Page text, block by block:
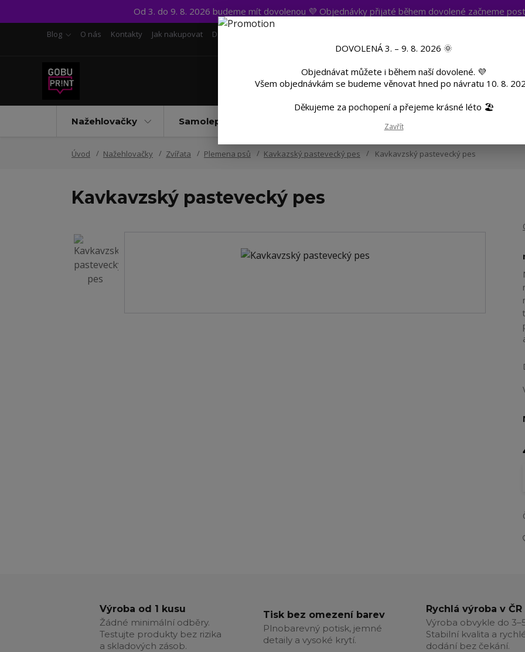
Od 3. do 9. 8. 2026 budeme mít dovolenou 💜 Objednávky přijaté během dovolené začneme
Blog O nás Kontakty Jak nakupovat Doprava a platba
Nažehlovačky Samolepky UV DTF
Úvod Nažehlovačky Zvířata Plemena psů Kavkazský pastevecký pes Kavkavzský pastevecký pes
Kavkavzský pastevecký pes
Výroba od 1 kusu
Žádné minimální odběry.
Testujte produkty bez rizika
a skladových zásob.
Tisk bez omezení barev
Plnobarevný potisk, jemné
detaily a vysoké krytí.
Rychlá výroba v ČR
Výroba obvykle do
Stabilní kvalita a
dodání bez čekání.
DOVOLENÁ 3. – 9. 8. 2026 🌞
Objednávat můžete i během naší dovolené. 💜
Všem objednávkám se budeme věnovat hned po návratu 10. 8.
Děkujeme za pochopení a přejeme krásné léto 🏖️
Zavřít